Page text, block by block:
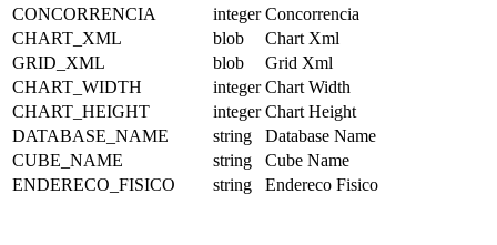
CONCORRENCIA
integer Concorrencia
CHART_XML
blob
Chart Xml
GRID_XML
blob
Grid Xml
CHART_WIDTH
integer Chart Width
CHART_HEIGHT
integer Chart Height
DATABASE_NAME
string
Database Name
CUBE_NAME
string
Cube Name
ENDERECO_FISICO
string Endereco Fisico